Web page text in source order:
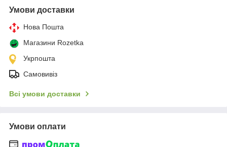
Умови доставки
Нова Пошта
Магазини Rozetka
Укрпошта
Самовивіз
Всі умови доставки
Умови оплати